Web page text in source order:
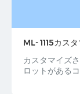
ML- 1115カス
上部にスロッ
カスタマイズ
ロットがある